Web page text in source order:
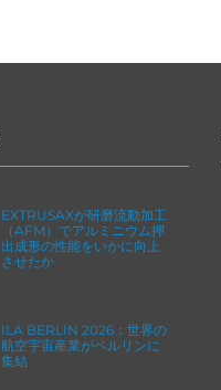
EXTRUSAXが研磨流動加工
（AFM）でアルミニウム押
出成形の性能をいかに向上
させたか
ILA BERLIN 2026：世界の
航空宇宙産業がベルリンに
集結